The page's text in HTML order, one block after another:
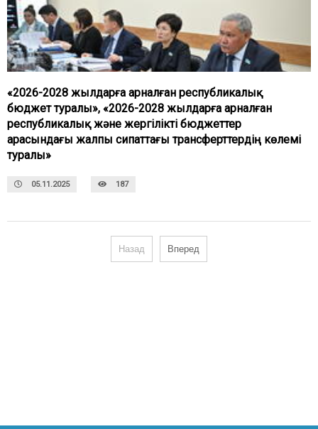
«2026-2028 жылдарға арналған республикалық
бюджет туралы», «2026-2028 жылдарға арналған
республикалық және жергілікті бюджеттер
арасындағы жалпы сипаттағы трансферттердің көлемі
туралы»
05.11.2025 187
Назад Вперед